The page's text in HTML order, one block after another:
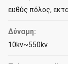
ευθύς πόλος,
Δύναμη:
10kv~550kv